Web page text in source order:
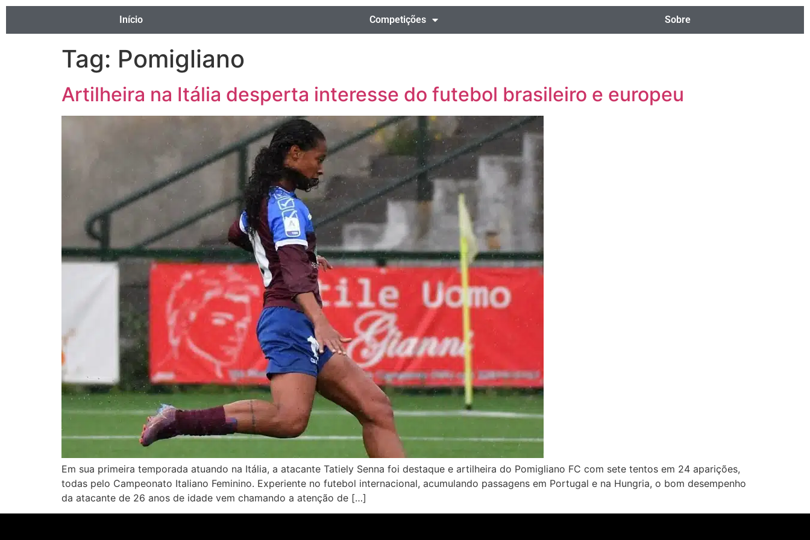
Início Competições Sobre
Tag: Pomigliano
Artilheira na Itália desperta interesse do futebol brasileiro e europeu
Em sua primeira temporada atuando na Itália, a atacante Tatiely Senna foi destaque e artilheira do Pomigliano FC com sete tentos em 24 aparições,
todas pelo Campeonato Italiano Feminino. Experiente no futebol internacional, acumulando passagens em Portugal e na Hungria, o bom desempenho
da atacante de 26 anos de idade vem chamando a atenção de […]